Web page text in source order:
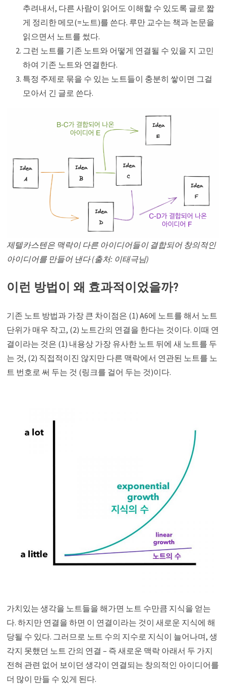
추려내서, 다른 사람이 읽어도 이해할 수 있도록 글로 짧
게 정리한 메모(=노트)를 쓴다. 루만 교수는 책과 논문을
읽으면서 노트를 썼다.
그런 노트를 기존 노트와 어떻게 연결될 수 있을 지 고민
하여 기존 노트와 연결한다.
특정 주제로 묶을 수 있는 노트들이 충분히 쌓이면 그걸
모아서 긴 글로 쓴다.
제텔카스텐은 맥락이 다른 아이디어들이 결합되어 창의적인
아이디어를 만들어 낸다 (출처: 이태극님)
이런 방법이 왜 효과적이었을까?
기존 노트 방법과 가장 큰 차이점은 (1) A6에 노트를 해서 노트
단위가 매우 작고, (2) 노트간의 연결을 한다는 것이다. 이때 연
결이라는 것은 (1) 내용상 가장 유사한 노트 뒤에 새 노트를 두
는 것, (2) 직접적이진 않지만 다른 맥락에서 연관된 노트를 노
트 번호로 써 두는 것 (링크를 걸어 두는 것)이다.
가치있는 생각을 노트들을 해가면 노트 수만큼 지식을 얻는
다. 하지만 연결을 하면 이 연결이라는 것이 새로운 지식에 해
당될 수 있다. 그러므로 노트 수의 지수로 지식이 늘어나며, 생
각지 못했던 노트 간의 연결 – 즉 새로운 맥락 아래서 두 가지
전혀 관련 없어 보이던 생각이 연결되는 창의적인 아이디어를
더 많이 만들 수 있게 된다.